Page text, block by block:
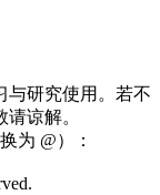
与研究使用。若不
谅解。
为 @）：